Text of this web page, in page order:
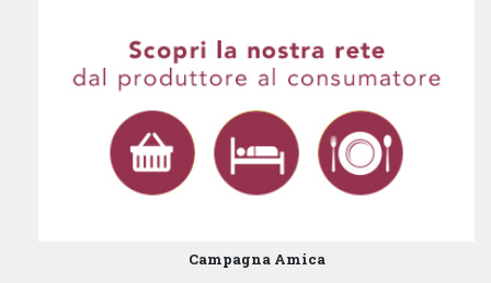
Campagna Amica